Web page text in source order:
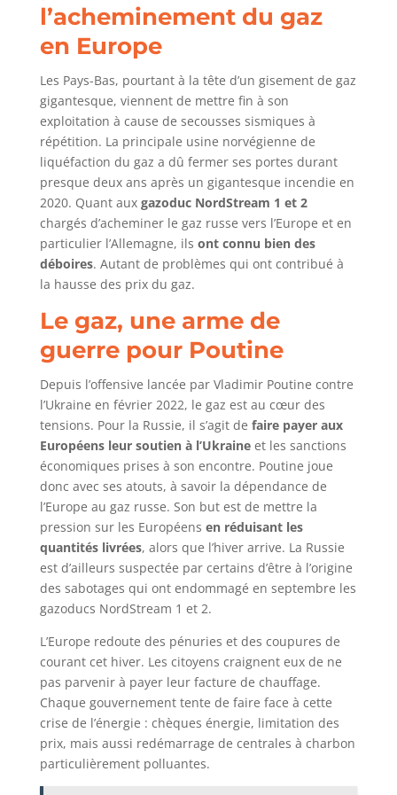
l’acheminement du gaz
en Europe
Les Pays-Bas, pourtant à la tête d’un gisement de gaz
gigantesque, viennent de mettre fin à son
exploitation à cause de secousses sismiques à
répétition. La principale usine norvégienne de
liquéfaction du gaz a dû fermer ses portes durant
presque deux ans après un gigantesque incendie en
2020. Quant aux gazoduc NordStream 1 et 2
chargés d’acheminer le gaz russe vers l’Europe et en
particulier l’Allemagne, ils ont connu bien des
déboires. Autant de problèmes qui ont contribué à
la hausse des prix du gaz.
Le gaz, une arme de
guerre pour Poutine
Depuis l’offensive lancée par Vladimir Poutine contre
l’Ukraine en février 2022, le gaz est au cœur des
tensions. Pour la Russie, il s’agit de faire payer aux
Européens leur soutien à l’Ukraineet les sanctions
économiques prises à son encontre. Poutine joue
donc avec ses atouts, à savoir la dépendance de
l’Europe au gaz russe. Son but est de mettre la
pression sur les Européens en réduisant les
quantités livrées, alors que l’hiver arrive. La Russie
est d’ailleurs suspectée par certains d’être à l’origine
des sabotages qui ont endommagé en septembre les
gazoducs NordStream 1 et 2.
L’Europe redoute des pénuries et des coupures de
courant cet hiver. Les citoyens craignent eux de ne
pas parvenir à payer leur facture de chauffage.
Chaque gouvernement tente de faire face à cette
crise de l’énergie : chèques énergie, limitation des
prix, mais aussi redémarrage de centrales à charbon
particulièrement polluantes.